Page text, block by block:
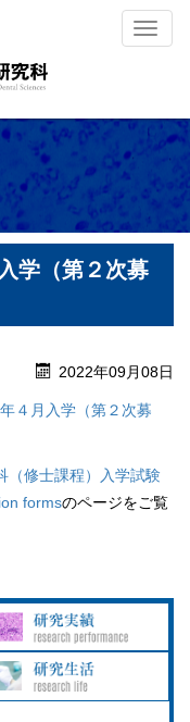
学（第２次募
2022年09月08日
４月入学（第２次募
（修士課程）入学試験
formsのページをご覧